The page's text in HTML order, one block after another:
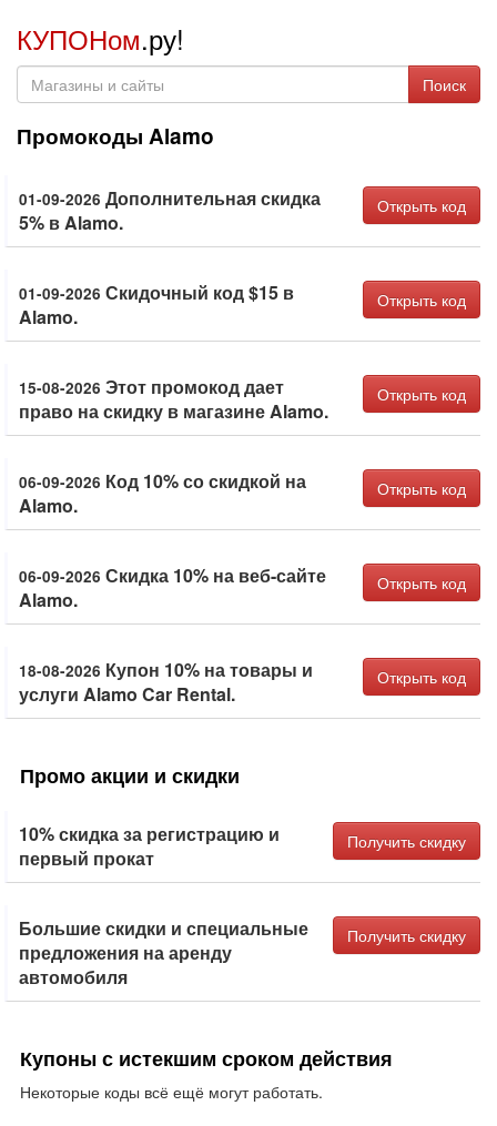
КУПОНом.ру!
Поиск
Промокоды Alamo
01-09-2026 Дополнительная скидка
5% в Alamo.
Открыть код
01-09-2026 Скидочный код $15 в
Alamo.
Открыть код
15-08-2026 Этот промокод дает
право на скидку в магазине Alamo.
Открыть код
06-09-2026 Код 10% со скидкой на
Alamo.
Открыть код
06-09-2026 Скидка 10% на веб-сайте
Alamo.
Открыть код
18-08-2026 Купон 10% на товары и
услуги Alamo Car Rental.
Открыть код
Промо акции и скидки
10% скидка за регистрацию и
первый прокат
Получить скидку
Большие скидки и специальные
предложения на аренду
автомобиля
Получить скидку
Купоны с истекшим сроком действия
Некоторые коды всё ещё могут работать.